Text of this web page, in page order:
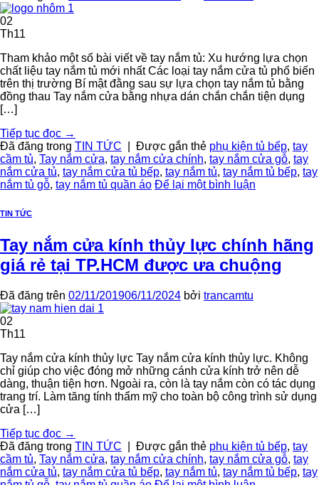
02
Th11
Tham khảo một số bài viết về tay nắm tủ: Xu hướng lựa chọn
chất liệu tay nắm tủ mới nhất Các loại tay nắm cửa tủ phổ biến
trên thị trường Bí mật đằng sau sự lựa chọn tay nắm tủ bằng
đồng thau Tay nắm cửa bằng nhựa dán chắn chắn tiện dụng
[…]
Tiếp tục đọc →
Đã đăng trong TIN TỨC Được gắn thẻ phụ kiện tủ bếp, tay
cầm tủ, Tay nắm cửa, tay nắm cửa chính, tay nắm cửa gỗ, tay
nắm cửa tủ, tay nắm cửa tủ bếp, tay nắm tủ, tay nắm tủ bếp, tay
nắm tủ gỗ, tay nắm tủ quần áo Để lại một bình luận
TIN TỨC
Tay nắm cửa kính thủy lực chính hãng
giá rẻ tại TP.HCM được ưa chuộng
Đã đăng trên 02/11/201906/11/2024 bởi trancamtu
02
Th11
Tay nắm cửa kính thủy lực Tay nắm cửa kính thủy lực. Không
chỉ giúp cho việc đóng mở những cánh cửa kính trở nên dễ
dàng, thuận tiện hơn. Ngoài ra, còn là tay nắm còn có tác dụng
trang trí. Làm tăng tính thẩm mỹ cho toàn bộ công trình sử dụng
cửa […]
Tiếp tục đọc →
Đã đăng trong TIN TỨC Được gắn thẻ phụ kiện tủ bếp, tay
cầm tủ, Tay nắm cửa, tay nắm cửa chính, tay nắm cửa gỗ, tay
nắm cửa tủ, tay nắm cửa tủ bếp, tay nắm tủ, tay nắm tủ bếp, tay